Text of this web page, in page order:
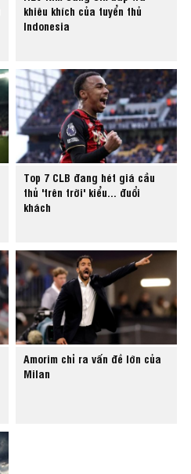
khiêu khích của tuyển thủ
Indonesia
Top 7 CLB đang hét giá cầu
thủ 'trên trời' kiểu... đuổi
khách
Amorim chỉ ra vấn đề lớn của
Milan